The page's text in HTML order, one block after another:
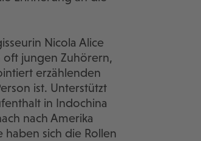
Nicola Alice
jungen Zuhörern,
erzählenden
ist. Unterstützt
in Indochina
nach Amerika
haben sich die Rollen